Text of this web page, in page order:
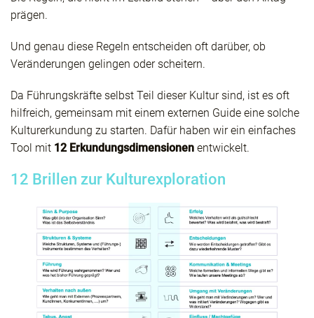
prägen.
Und genau diese Regeln entscheiden oft darüber, ob
Veränderungen gelingen oder scheitern.
Da Führungskräfte selbst Teil dieser Kultur sind, ist es oft
hilfreich, gemeinsam mit einem externen Guide eine solche
Kulturerkundung zu starten. Dafür haben wir ein einfaches
Tool mit 12 Erkundungsdimensionen entwickelt.
12 Brillen zur Kulturexploration